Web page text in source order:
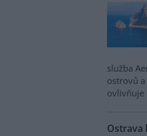
služba
ostrovů
ovlivňuje
Ostrava